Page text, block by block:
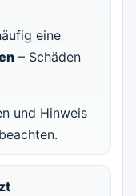
eine
– Schäden
und Hinweis